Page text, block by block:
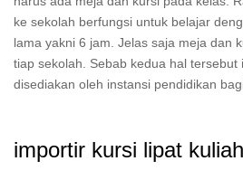
ke sekolah berfungsi untuk belajar
lama yakni 6 jam. Jelas saja meja dan
tiap sekolah. Sebab kedua hal
disediakan oleh instansi pendidikan
importir kursi lipat kuliah